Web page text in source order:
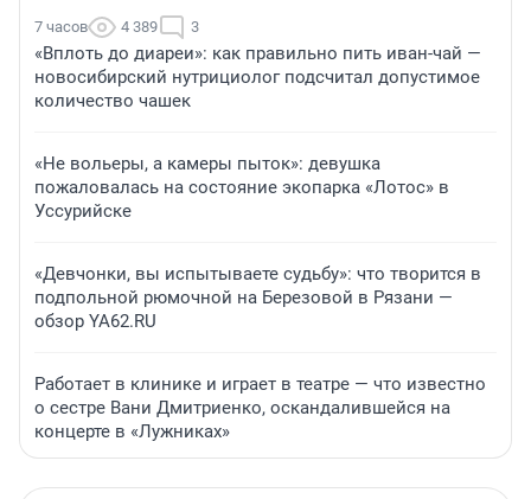
7 часов 4 389 3
«Вплоть до диареи»: как правильно пить иван-чай —
новосибирский нутрициолог подсчитал допустимое
количество чашек
«Не вольеры, а камеры пыток»: девушка
пожаловалась на состояние экопарка «Лотос» в
Уссурийске
«Девчонки, вы испытываете судьбу»: что творится в
подпольной рюмочной на Березовой в Рязани —
обзор YA62.RU
Работает в клинике и играет в театре — что известно
о сестре Вани Дмитриенко, оскандалившейся на
концерте в «Лужниках»